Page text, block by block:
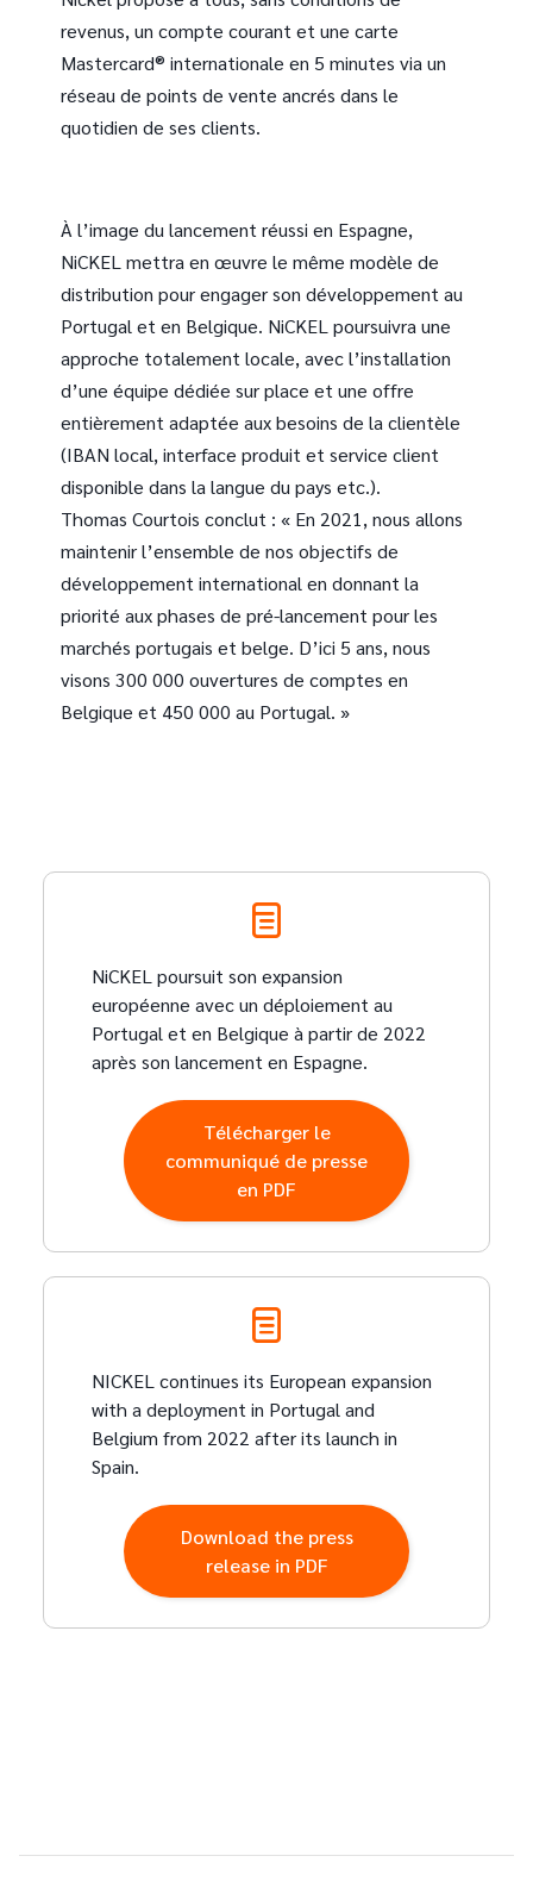
revenus, un compte courant et une carte
Mastercard® internationale en 5 minutes via un
réseau de points de vente ancrés dans le
quotidien de ses clients.
À l’image du lancement réussi en Espagne,
NiCKEL mettra en œuvre le même modèle de
distribution pour engager son développement au
Portugal et en Belgique. NiCKEL poursuivra une
approche totalement locale, avec l’installation
d’une équipe dédiée sur place et une offre
entièrement adaptée aux besoins de la clientèle
(IBAN local, interface produit et service client
disponible dans la langue du pays etc.).
Thomas Courtois conclut : « En 2021, nous allons
maintenir l’ensemble de nos objectifs de
développement international en donnant la
priorité aux phases de pré-lancement pour les
marchés portugais et belge. D’ici 5 ans, nous
visons 300 000 ouvertures de comptes en
Belgique et 450 000 au Portugal. »
NiCKEL poursuit son expansion
européenne avec un déploiement au
Portugal et en Belgique à partir de 2022
après son lancement en Espagne.
Télécharger le
communiqué de presse
en PDF
NICKEL continues its European expansion
with a deployment in Portugal and
Belgium from 2022 after its launch in
Spain.
Download the press
release in PDF